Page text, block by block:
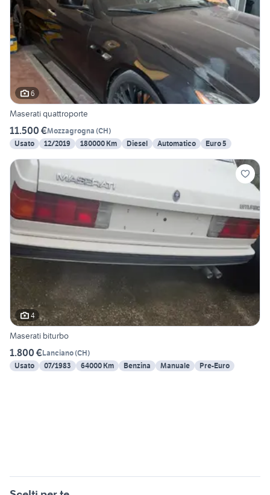
6
Maserati quattroporte
11.500 €Mozzagrogna (CH)
Usato
12/2019 180000 Km Diesel Automatico Euro 5
4
Maserati biturbo
1.800 €Lanciano(CH)
Usato
07/1983 64000 Km Benzina Manuale Pre-Euro